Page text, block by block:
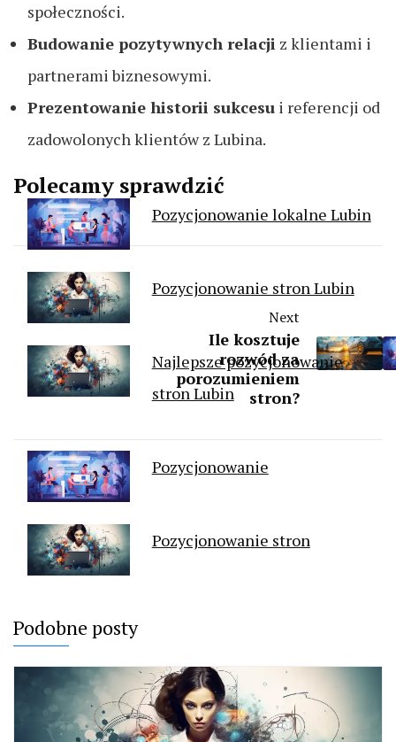
społeczności.
Budowanie pozytywnych relacji z klientami i
partnerami biznesowymi.
Prezentowanie historii sukcesu i referencji od
zadowolonych klientów z Lubina.
Polecamy sprawdzić
Pozycjonowanie lokalne Lubin
Pozycjonowanie stron Lubin
Najlepsze pozycjonowanie
stron Lubin
Pozycjonowanie
Pozycjonowanie stron
Next
Ile kosztuje
rozwód za
porozumieniem
stron?
Podobne posty